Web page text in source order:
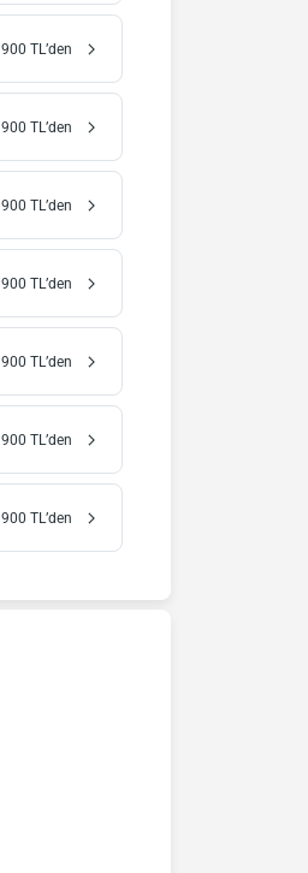
900 TL’den
900 TL’den
900 TL’den
900 TL’den
900 TL’den
900 TL’den
900 TL’den